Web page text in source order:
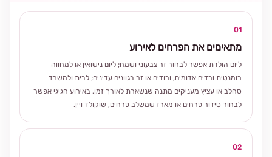
01
מתאימים את הפרחים לאירוע
ליום הולדת אפשר לבחור זר צבעוני ושמח; ליום נישואין או למחווה
רומנטית ורדים אדומים, ורודים או זר בגוונים עדינים; לבית ולמשרד
סחלב או עציץ מעניקים מתנה שנשארת לאורך זמן. באירוע חגיגי אפשר
לבחור סידור פרחים או מארז שמשלב פרחים, שוקולד ויין.
02